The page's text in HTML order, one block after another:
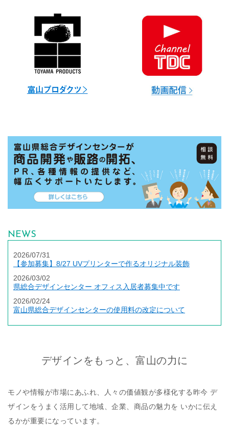
NEWS
2026/07/31
【参加募集】8/27 UVプリンターで作るオリジナル装飾
2026/03/02
県総合デザインセンター オフィス入居者募集中です
2026/02/24
富山県総合デザインセンターの使用料の改定について
デザインをもっと、富山の力に
モノや情報が市場にあふれ、人々の価値観が多様化する昨今 デ
ザインをうまく活用して地域、企業、商品の魅力を いかに伝え
るかが重要になっています。